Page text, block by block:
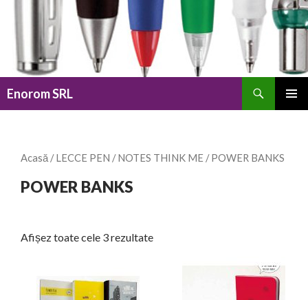
Enorom SRL
Acasă /LECCE PEN /NOTES THINK ME / POWER BANKS
POWER BANKS
Afișez toate cele 3 rezultate